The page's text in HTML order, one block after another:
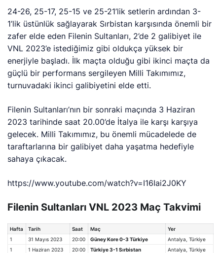
24-26, 25-17, 25-15 ve 25-21’lik setlerin ardından 3-
1’lik üstünlük sağlayarak Sırbistan karşısında önemli bir
zafer elde eden Filenin Sultanları, 2’de 2 galibiyet ile
VNL 2023’e istediğimiz gibi oldukça yüksek bir
enerjiyle başladı. İlk maçta olduğu gibi ikinci maçta da
güçlü bir performans sergileyen Milli Takımımız,
turnuvadaki ikinci galibiyetini elde etti.
Filenin Sultanları’nın bir sonraki maçında 3 Haziran
2023 tarihinde saat 20.00’de İtalya ile karşı karşıya
gelecek. Milli Takımımız, bu önemli mücadelede de
taraftarlarına bir galibiyet daha yaşatma hedefiyle
sahaya çıkacak.
https://www.youtube.com/watch?v=I16Iai2J0KY
Filenin Sultanları VNL 2023 Maç Takvimi
Hafta Tarih Saat Maç
Yer
1
31 Mayıs 2023 20:00 Güney Kore 0-3 Türkiye
Antalya, Türkiye
1
1 Haziran 2023 20:00 Türkiye 3-1 Sırbistan
Antalya, Türkiye